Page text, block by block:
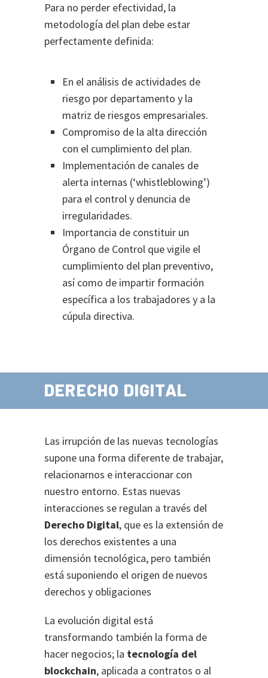
Para no perder efectividad, la
metodología del plan debe estar
perfectamente definida:
En el análisis de actividades de
riesgo por departamento y la
matriz de riesgos empresariales.
Compromiso de la alta dirección
con el cumplimiento del plan.
Implementación de canales de
alerta internas (‘whistleblowing’)
para el control y denuncia de
irregularidades.
Importancia de constituir un
Órgano de Control que vigile el
cumplimiento del plan preventivo,
así como de impartir formación
específica a los trabajadores y a la
cúpula directiva.
DERECHO DIGITAL
Las irrupción de las nuevas tecnologías
supone una forma diferente de trabajar,
relacionarnos e interaccionar con
nuestro entorno. Estas nuevas
interacciones se regulan a través del
Derecho Digital, que es la extensión de
los derechos existentes a una
dimensión tecnológica, pero también
está suponiendo el origen de nuevos
derechos y obligaciones
La evolución digital está
transformando también la forma de
hacer negocios; la tecnología del
blockchain, aplicada a contratos o al